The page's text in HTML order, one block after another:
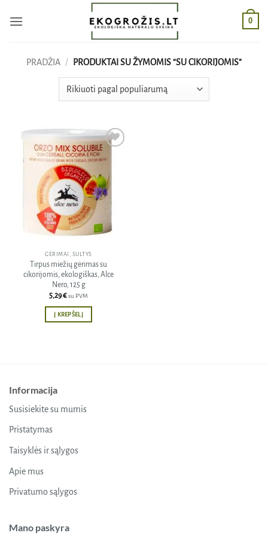
0
PRADŽIA / PRODUKTAI SU ŽYMOMIS “SU CIKORIJOMIS”
GĖRIMAI, SULTYS
Tirpus miežių gėrimas su
cikorijomis, ekologiškas, Alce
Nero, 125 g
5,29€su PVM
Į KREPŠELĮ
Informacija
Susisiekite su mumis
Pristatymas
Taisyklės ir sąlygos
Apie mus
Privatumo sąlygos
Mano paskyra